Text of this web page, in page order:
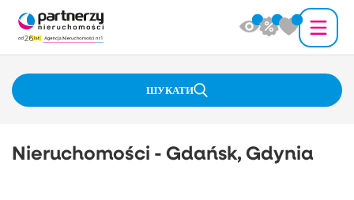
ШУКАТИ
Nieruchomości - Gdańsk, Gdynia